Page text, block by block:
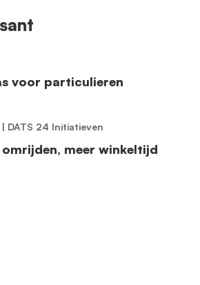
voor particulieren
| DATS 24 Initiatieven
meer winkeltijd